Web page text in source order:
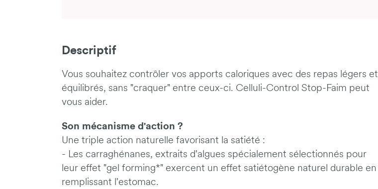
Descriptif
Vous souhaitez contrôler vos apports caloriques avec des repas légers et
équilibrés, sans "craquer" entre ceux-ci. Celluli-Control Stop-Faim peut
vous aider.
Son mécanisme d'action ?
Une triple action naturelle favorisant la satiété :
- Les carraghénanes, extraits d'algues spécialement sélectionnés pour
leur effet "gel forming*" exercent un effet satiétogène naturel durable en
remplissant l'estomac.